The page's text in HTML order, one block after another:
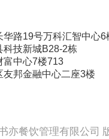
路19号万科汇智中心6
科技新城B28-2栋
富中心7楼713
邦金融中心二座3楼
亦餐饮管理有限公司